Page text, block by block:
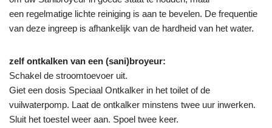
een regelmatige lichte reiniging is aan te bevelen. De frequentie
van deze ingreep is afhankelijk van de hardheid van het water.
zelf ontkalken van een (sani)broyeur:
Schakel de stroomtoevoer uit.
Giet een dosis Speciaal Ontkalker in het toilet of de
vuilwaterpomp. Laat de ontkalker minstens twee uur inwerken.
Sluit het toestel weer aan. Spoel twee keer.